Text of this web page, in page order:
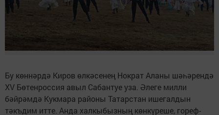
Бу көннәрдә Киров өлкәсенең Нократ Аланы шәһәрендә
XV Бөтенроссия авыл Сабантуе уза. Әлеге милли
бәйрәмдә Кукмара районы Татарстан ишегалдын
тәкъдим итте. Анда халкыбызның көнкүреше, гореф-